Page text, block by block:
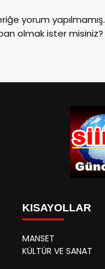
yorum yapılmamış.
olmak ister misiniz?
KISAYOLLAR
MANSET
KÜLTÜR VE SANAT